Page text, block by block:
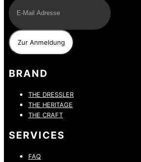
BRAND
THE DRESSLER
THE HERITAGE
THE CRAFT
SERVICES
FAQ